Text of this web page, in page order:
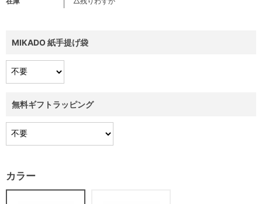
MIKADO 紙手提げ袋
無料ギフトラッピング
カラー